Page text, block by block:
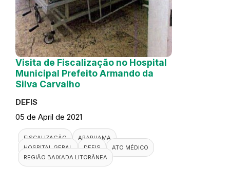
Visita de Fiscalização no Hospital
Municipal Prefeito Armando da
Silva Carvalho
DEFIS
05 de April de 2021
FISCALIZAÇÃO
ARARUAMA
HOSPITAL GERAL
DEFIS
ATO MÉDICO
REGIÃO BAIXADA LITORÂNEA